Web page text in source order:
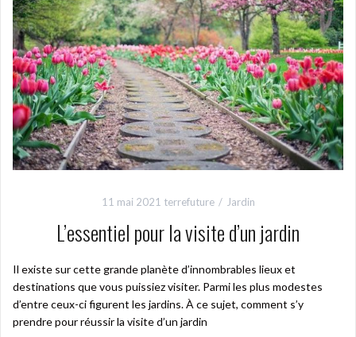
11 mai 2021 terrefuture Jardin
L’essentiel pour la visite d’un jardin
Il existe sur cette grande planète d’innombrables lieux et
destinations que vous puissiez visiter. Parmi les plus modestes
d’entre ceux-ci figurent les jardins. À ce sujet, comment s’y
prendre pour réussir la visite d’un jardin